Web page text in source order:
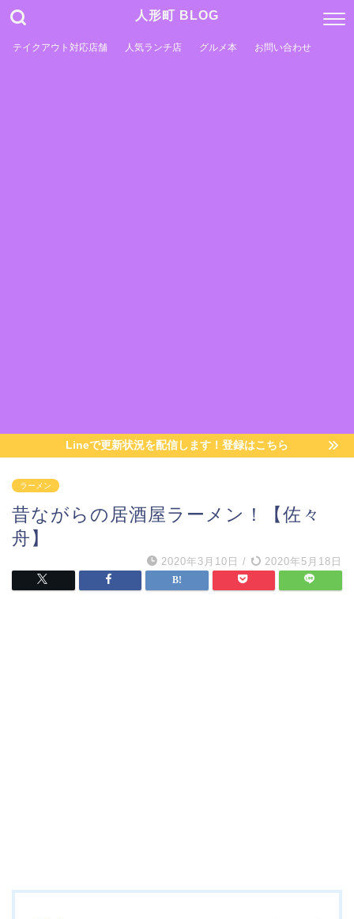
人形町 BLOG
テイクアウト対応店舗 人気ランチ店 グルメ本 お問い合わせ
Lineで更新状況を配信します！登録はこちら
ラーメン
昔ながらの居酒屋ラーメン！【佐々
舟】
2020年3月10日 / 2020年5月18日